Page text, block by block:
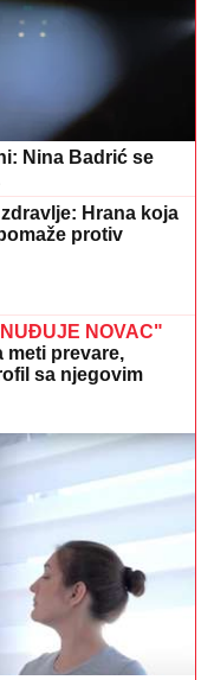
Nina Badrić se
Hrana koja
protiv
NOVAC"
meti prevare,
sa njegovim